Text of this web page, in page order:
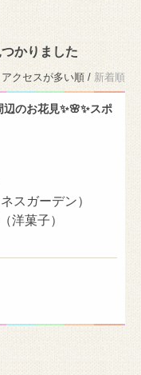
かりました
アクセスが多い順 / 新着順
辺のお花見✨🌸✨スポ
スガーデン）
洋菓子）